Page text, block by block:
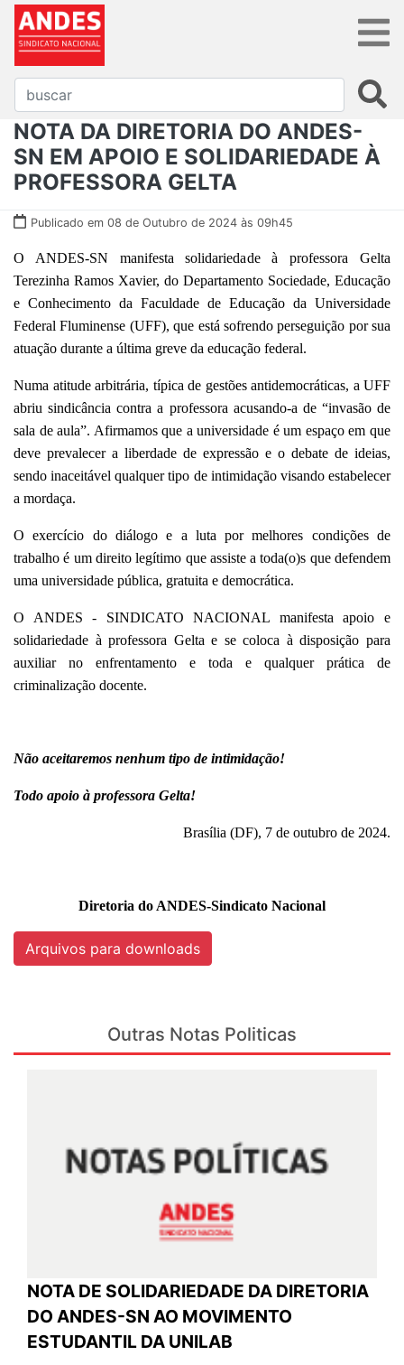
NOTA DA DIRETORIA DO ANDES-
SN EM APOIO E SOLIDARIEDADE À
PROFESSORA GELTA
Publicado em 08 de Outubro de 2024 às 09h45
O ANDES-SN manifesta solidariedade à professora Gelta
Terezinha Ramos Xavier, do Departamento Sociedade, Educação
e Conhecimento da Faculdade de Educação da Universidade
Federal Fluminense (UFF), que está sofrendo perseguição por sua
atuação durante a última greve da educação federal.
Numa atitude arbitrária, típica de gestões antidemocráticas, a UFF
abriu sindicância contra a professora acusando-a de “invasão de
sala de aula”. Afirmamos que a universidade é um espaço em que
deve prevalecer a liberdade de expressão e o debate de ideias,
sendo inaceitável qualquer tipo de intimidação visando estabelecer
a mordaça.
O exercício do diálogo e a luta por melhores condições de
trabalho é um direito legítimo que assiste a toda(o)s que defendem
uma universidade pública, gratuita e democrática.
O ANDES - SINDICATO NACIONAL manifesta apoio e
solidariedade à professora Gelta e se coloca à disposição para
auxiliar no enfrentamento e toda e qualquer prática de
criminalização docente.
Não aceitaremos nenhum tipo de intimidação!
Todo apoio à professora Gelta!
Brasília (DF), 7 de outubro de 2024.
Diretoria do ANDES-Sindicato Nacional
Arquivos para downloads
Outras Notas Politicas
NOTA DE SOLIDARIEDADE DA DIRETORIA
DO ANDES-SN AO MOVIMENTO
ESTUDANTIL DA UNILAB